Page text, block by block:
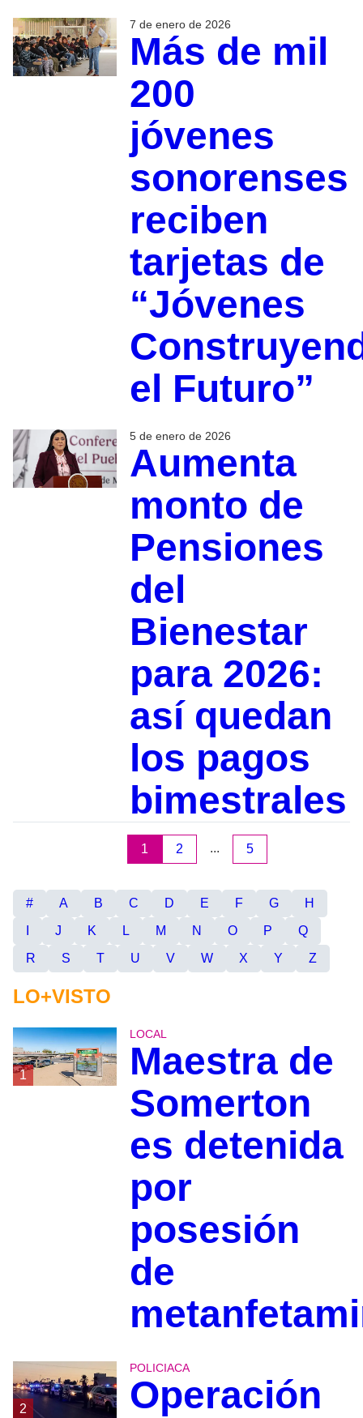
7 de enero de 2026
Más de mil
200
jóvenes
sonorenses
reciben
tarjetas de
“Jóvenes
el Futuro”
5 de enero de 2026
Aumenta
monto de
Pensiones
del
Bienestar
para 2026:
así quedan
los pagos
bimestrales
1 2 ... 5
# A B C D E F G
H
J K L M N O P
Q
R
S T U V W X Y Z
LO+VISTO
1
LOCAL
Maestra de
Somerton
es detenida
por
posesión
de
2
POLICIACA
Operación